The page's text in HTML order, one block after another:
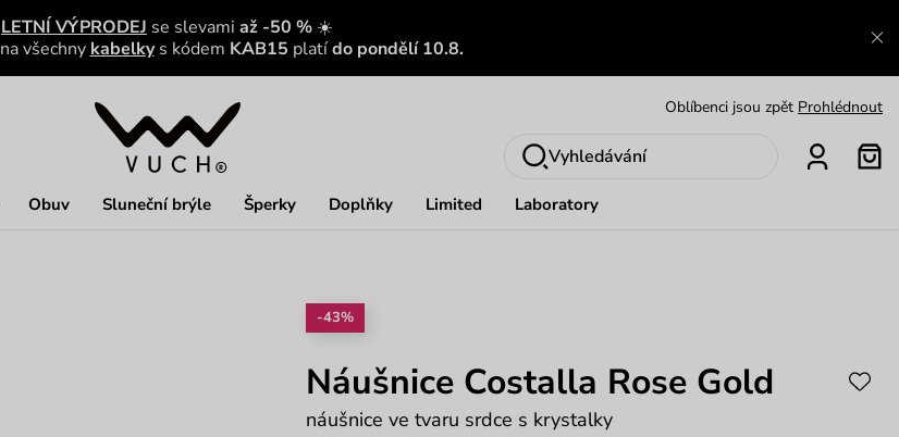
LETNÍ VÝPRODEJ se slevami až -50 % ☀️
na všechny kabelky s kódem KAB15 platído pondělí 10.8.
Obuv Sluneční brýle Šperky Doplňky Limited Laboratory
Nech se inspirovat Ukázat
Vyhledávání
-43%
Náušnice Costalla Rose Gold
náušnice ve tvaru srdce s krystalky